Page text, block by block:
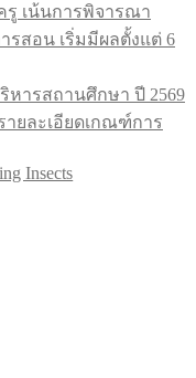
เน้นการพิจารณา
รสอน เริ่มมีผลตั้งแต่ 6
หารสถานศึกษา ปี 2569
ายละเอียดเกณฑ์การ
Insects